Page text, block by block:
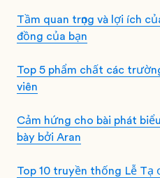
Tầm quan trọng và lợi ích
đồng của bạn
Top 5 phẩm chất các
viên
Cảm hứng cho bài phát
bày bởi Aran
Top 10 truyền thống Lễ Tạ